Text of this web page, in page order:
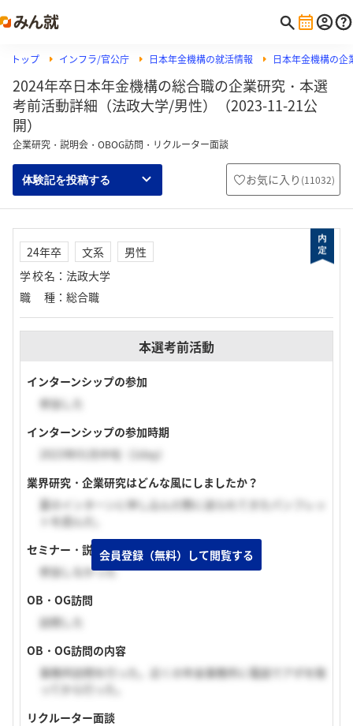
トップ インフラ/官公庁 日本年金機構の就活情報 日本年金機構の
2024年卒日本年金機構の総合職の企業研究・本選
考前活動詳細（法政大学/男性）（2023-11-21公
開）
企業研究・説明会・OBOG訪問・リクルーター面談
体験記を投稿する お気に入り (11032)
24年卒 文系
男性
学校名 ： 法政大学
職種 ： 総合職
本選考前活動
インターンシップの参加
参加した
インターンシップの参加時期
2023年01月中旬（1day）
業界研究・企業研究はどんな風にしましたか？
夏のインターンに申し込んだ際に送られてきたパンフレッ
トを読んだ。
セミナー・説明会の参加
参加しなかった
OB・OG訪問
訪問した
OB・OG訪問の内容
事務所訪問を行った。近くの年金事務所に電話でアポを取
ってから行った。
リクルーター面談
会員登録（無料）して閲覧する